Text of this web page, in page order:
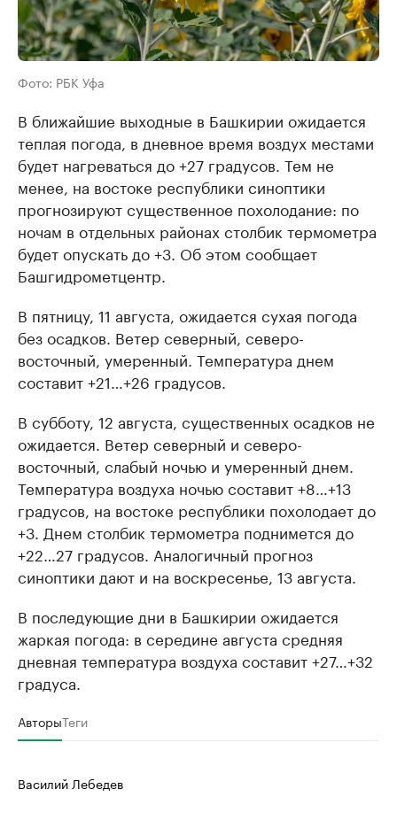
Фото: РБК Уфа
В ближайшие выходные в Башкирии ожидается
теплая погода, в дневное время воздух местами
будет нагреваться до +27 градусов. Тем не
менее, на востоке республики синоптики
прогнозируют существенное похолодание: по
ночам в отдельных районах столбик термометра
будет опускать до +3. Об этом сообщает
Башгидрометцентр.
В пятницу, 11 августа, ожидается сухая погода
без осадков. Ветер северный, северо-
восточный, умеренный. Температура днем
составит +21…+26 градусов.
В субботу, 12 августа, существенных осадков не
ожидается. Ветер северный и северо-
восточный, слабый ночью и умеренный днем.
Температура воздуха ночью составит +8…+13
градусов, на востоке республики похолодает до
+3. Днем столбик термометра поднимется до
+22…27 градусов. Аналогичный прогноз
синоптики дают и на воскресенье, 13 августа.
В последующие дни в Башкирии ожидается
жаркая погода: в середине августа средняя
дневная температура воздуха составит +27…+32
градуса.
АвторыТеги
Василий Лебедев